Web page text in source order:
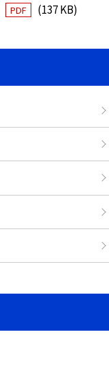
PDF (137 KB)